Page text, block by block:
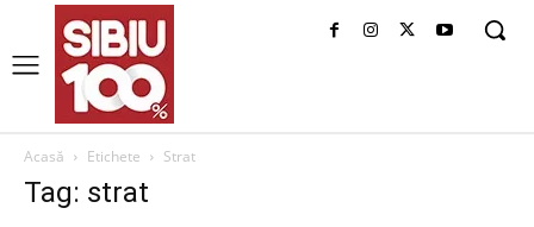
Acasă Etichete Strat
Tag: strat